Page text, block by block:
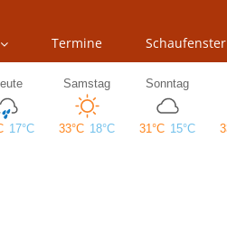
Termine Schaufenster